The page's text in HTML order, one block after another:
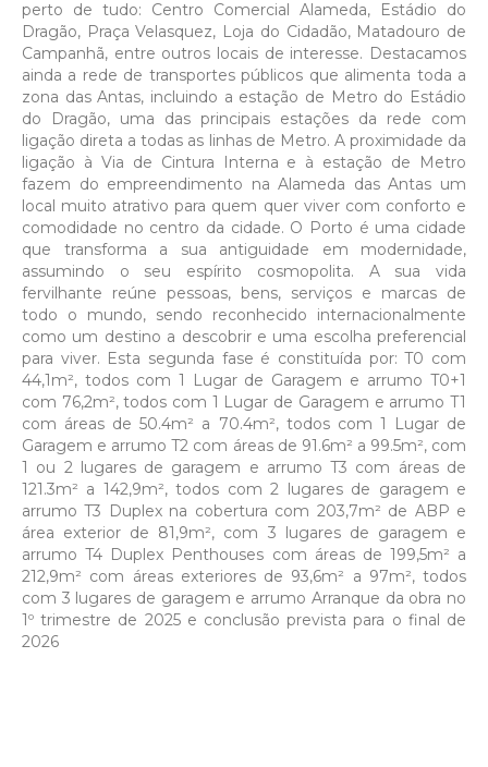
perto de tudo: Centro Comercial Alameda, Estádio do
Dragão, Praça Velasquez, Loja do Cidadão, Matadouro de
Campanhã, entre outros locais de interesse. Destacamos
ainda a rede de transportes públicos que alimenta toda a
zona das Antas, incluindo a estação de Metro do Estádio
do Dragão, uma das principais estações da rede com
ligação direta a todas as linhas de Metro. A proximidade da
ligação à Via de Cintura Interna e à estação de Metro
fazem do empreendimento na Alameda das Antas um
local muito atrativo para quem quer viver com conforto e
comodidade no centro da cidade. O Porto é uma cidade
que transforma a sua antiguidade em modernidade,
assumindo o seu espírito cosmopolita. A sua vida
fervilhante reúne pessoas, bens, serviços e marcas de
todo o mundo, sendo reconhecido internacionalmente
como um destino a descobrir e uma escolha preferencial
para viver. Esta segunda fase é constituída por: T0 com
44,1m², todos com 1 Lugar de Garagem e arrumo T0+1
com 76,2m², todos com 1 Lugar de Garagem e arrumo T1
com áreas de 50.4m² a 70.4m², todos com 1 Lugar de
Garagem e arrumo T2 com áreas de 91.6m² a 99.5m², com
1 ou 2 lugares de garagem e arrumo T3 com áreas de
121.3m² a 142,9m², todos com 2 lugares de garagem e
arrumo T3 Duplex na cobertura com 203,7m² de ABP e
área exterior de 81,9m², com 3 lugares de garagem e
arrumo T4 Duplex Penthouses com áreas de 199,5m² a
212,9m² com áreas exteriores de 93,6m² a 97m², todos
com 3 lugares de garagem e arrumo Arranque da obra no
1º trimestre de 2025 e conclusão prevista para o final de
2026